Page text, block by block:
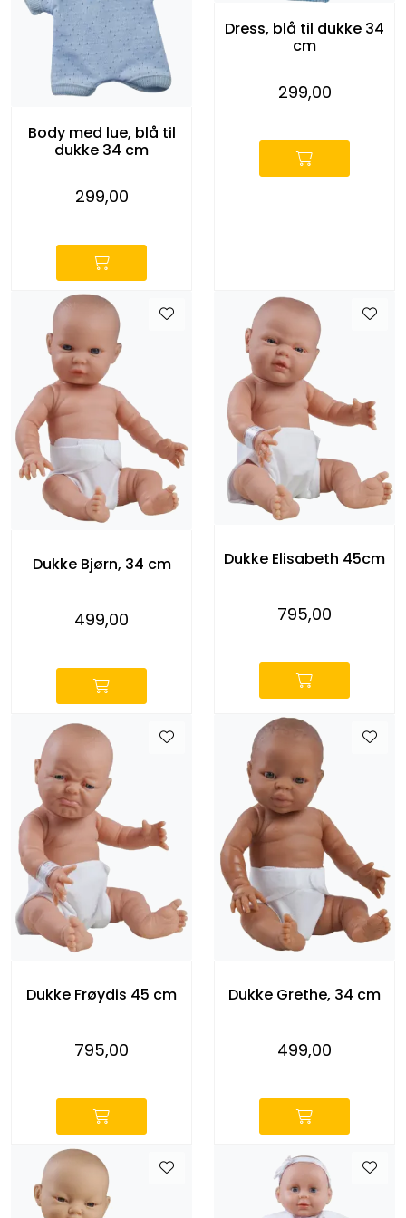
Body med lue, blå til
dukke 34 cm
299,00
Dress, blå til dukke 34
cm
299,00
Dukke Bjørn, 34 cm
499,00
Dukke Elisabeth 45cm
795,00
Dukke Frøydis 45 cm
795,00
Dukke Grethe, 34 cm
499,00
KONTORMØBLER OG INNREDNING
OUTLET & GJENBRUK
Park og anlegg/Byutvikling
KJØPESENTER
Borettslag
Entreprenører
OUTLET & GJENBRUK
KATALOGER